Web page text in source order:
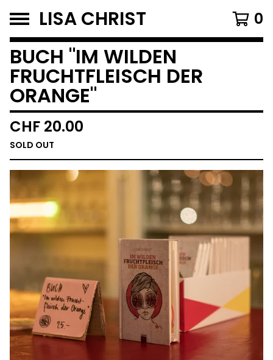
LISA CHRIST 0
BUCH "IM WILDEN
FRUCHTFLEISCH DER
ORANGE"
CHF 20.00
SOLD OUT